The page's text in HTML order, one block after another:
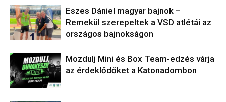
Eszes Dániel magyar bajnok –
Remekül szerepeltek a VSD atlétái az
országos bajnokságon
Mozdulj Mini és Box Team-edzés várja
az érdeklődőket a Katonadombon